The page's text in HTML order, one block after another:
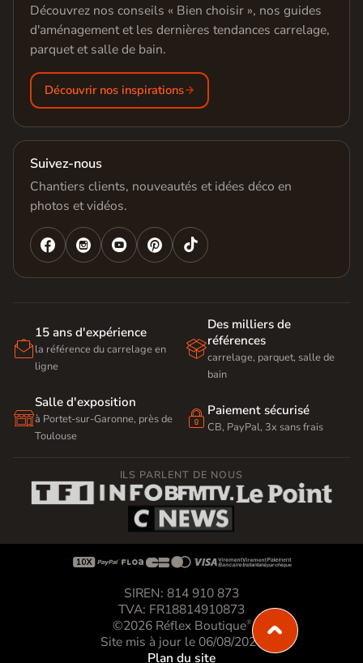
Découvrez nos conseils « Bien choisir », nos guides
d'aménagement et les dernières tendances carrelage,
parquet et salle de bain.
Découvrir nos inspirations
Suivez-nous
Chantiers clients, nouveautés et idées déco en
photos et vidéos.
   

15 ans d'expérience
la référence du carrelage en
ligne

Des milliers de
références
carrelage, parquet, salle de
bain

Salle d'exposition
à Portet-sur-Garonne, près de
Toulouse
 Paiement sécurisé
CB, PayPal, 3x sans frais
ILS PARLENT DE NOUS

SIREN: 814 910 873
TVA: FR18814910873
©2026 Réflex Boutique®
Site mis à jour le 06/08/2026
Plan du site